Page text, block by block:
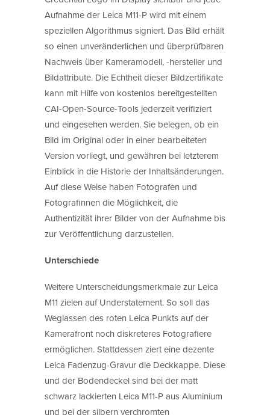
Aufnahme der Leica M11-P wird mit einem
speziellen Algorithmus signiert. Das Bild erhält
so einen unveränderlichen und überprüfbaren
Nachweis über Kameramodell, -hersteller und
Bildattribute. Die Echtheit dieser Bildzertifikate
kann mit Hilfe von kostenlos bereitgestellten
CAI-Open-Source-Tools jederzeit verifiziert
und eingesehen werden. Sie belegen, ob ein
Bild im Original oder in einer bearbeiteten
Version vorliegt, und gewähren bei letzterem
Einblick in die Historie der Inhaltsänderungen.
Auf diese Weise haben Fotografen und
Fotografinnen die Möglichkeit, die
Authentizität ihrer Bilder von der Aufnahme bis
zur Veröffentlichung darzustellen.
Unterschiede
Weitere Unterscheidungsmerkmale zur Leica
M11 zielen auf Understatement. So soll das
Weglassen des roten Leica Punkts auf der
Kamerafront noch diskreteres Fotografiere
ermöglichen. Stattdessen ziert eine dezente
Leica Fadenzug-Gravur die Deckkappe. Diese
und der Bodendeckel sind bei der matt
schwarz lackierten Leica M11-P aus Aluminium
und bei der silbern verchromten